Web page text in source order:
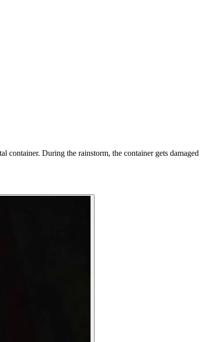
During the rainstorm, the container gets damaged